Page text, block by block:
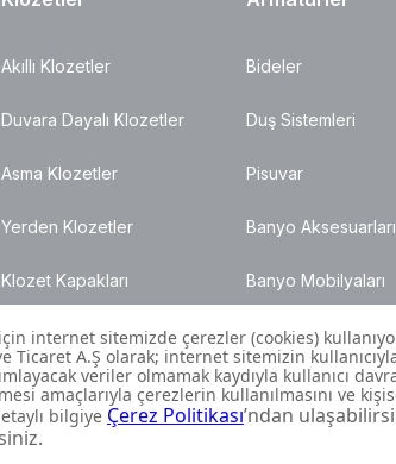
Akıllı Klozetler
Duvara Dayalı Klozetler
Asma Klozetler
Yerden Klozetler
Klozet Kapakları
Bideler
Duş Sistemleri
Pisuvar
Banyo Aksesuarları
Banyo Mobilyaları